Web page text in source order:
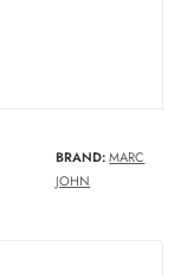
BRAND:MARC
JOHN